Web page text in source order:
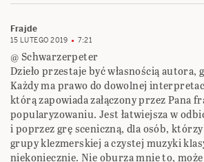
Frajde
15 LUTEGO 2019 7:21
@ Schwarzerpeter
Dzieło przestaje być własnością autora,
Każdy ma prawo do dowolnej
którą zapowiada załączony przez Pana
popularyzowaniu. Jest łatwiejsza w
i poprzez grę sceniczną, dla osób,
grupy klezmerskiej a czystej muzyki
niekoniecznie. Nie oburza mnie to,